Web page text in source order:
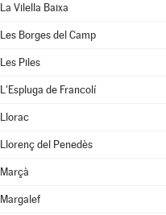
La Vilella Baixa
Les Borges del Camp
Les Piles
L'Espluga de Francolí
Llorac
Llorenç del Penedès
Marçà
Margalef